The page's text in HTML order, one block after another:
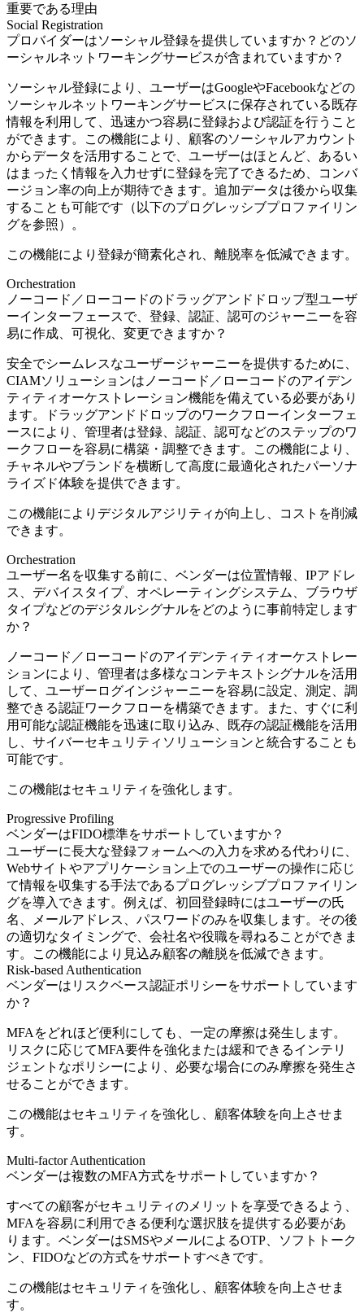
重要である理由
Social Registration
プロバイダーはソーシャル登録を提供していますか？どのソ
ーシャルネットワーキングサービスが含まれていますか？
ソーシャル登録により、ユーザーはGoogleやFacebookなどの
ソーシャルネットワーキングサービスに保存されている既存
情報を利用して、迅速かつ容易に登録および認証を行うこと
ができます。この機能により、顧客のソーシャルアカウント
からデータを活用することで、ユーザーはほとんど、あるい
はまったく情報を入力せずに登録を完了できるため、コンバ
ージョン率の向上が期待できます。追加データは後から収集
することも可能です（以下のプログレッシブプロファイリン
グを参照）。
この機能により登録が簡素化され、離脱率を低減できます。
Orchestration
ノーコード／ローコードのドラッグアンドドロップ型ユーザ
ーインターフェースで、登録、認証、認可のジャーニーを容
易に作成、可視化、変更できますか？
安全でシームレスなユーザージャーニーを提供するために、
CIAMソリューションはノーコード／ローコードのアイデン
ティティオーケストレーション機能を備えている必要があり
ます。ドラッグアンドドロップのワークフローインターフェ
ースにより、管理者は登録、認証、認可などのステップのワ
ークフローを容易に構築・調整できます。この機能により、
チャネルやブランドを横断して高度に最適化されたパーソナ
ライズド体験を提供できます。
この機能によりデジタルアジリティが向上し、コストを削減
できます。
Orchestration
ユーザー名を収集する前に、ベンダーは位置情報、IPアドレ
ス、デバイスタイプ、オペレーティングシステム、ブラウザ
タイプなどのデジタルシグナルをどのように事前特定します
か？
ノーコード／ローコードのアイデンティティオーケストレー
ションにより、管理者は多様なコンテキストシグナルを活用
して、ユーザーログインジャーニーを容易に設定、測定、調
整できる認証ワークフローを構築できます。また、すぐに利
用可能な認証機能を迅速に取り込み、既存の認証機能を活用
し、サイバーセキュリティソリューションと統合することも
可能です。
この機能はセキュリティを強化します。
Progressive Profiling
ベンダーはFIDO標準をサポートしていますか？
ユーザーに長大な登録フォームへの入力を求める代わりに、
Webサイトやアプリケーション上でのユーザーの操作に応じ
て情報を収集する手法であるプログレッシブプロファイリン
グを導入できます。例えば、初回登録時にはユーザーの氏
名、メールアドレス、パスワードのみを収集します。その後
の適切なタイミングで、会社名や役職を尋ねることができま
す。この機能により見込み顧客の離脱を低減できます。
Risk-based Authentication
ベンダーはリスクベース認証ポリシーをサポートしています
か？
MFAをどれほど便利にしても、一定の摩擦は発生します。
リスクに応じてMFA要件を強化または緩和できるインテリ
ジェントなポリシーにより、必要な場合にのみ摩擦を発生さ
せることができます。
この機能はセキュリティを強化し、顧客体験を向上させま
す。
Multi-factor Authentication
ベンダーは複数のMFA方式をサポートしていますか？
すべての顧客がセキュリティのメリットを享受できるよう、
MFAを容易に利用できる便利な選択肢を提供する必要があ
ります。ベンダーはSMSやメールによるOTP、ソフトトーク
ン、FIDOなどの方式をサポートすべきです。
この機能はセキュリティを強化し、顧客体験を向上させま
す。